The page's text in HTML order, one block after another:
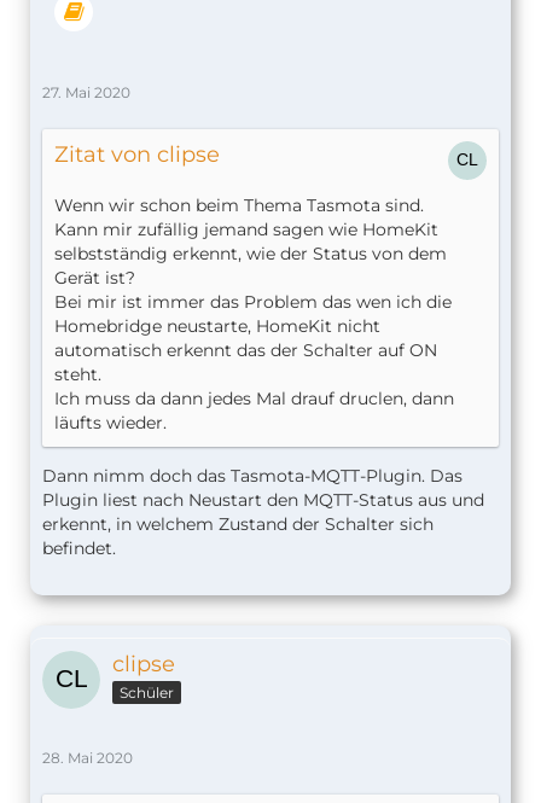
27. Mai 2020
Zitat von clipse
Wenn wir schon beim Thema Tasmota sind.
Kann mir zufällig jemand sagen wie HomeKit
selbstständig erkennt, wie der Status von dem
Gerät ist?
Bei mir ist immer das Problem das wen ich die
Homebridge neustarte, HomeKit nicht
automatisch erkennt das der Schalter auf ON
steht.
Ich muss da dann jedes Mal drauf druclen, dann
läufts wieder.
Dann nimm doch das Tasmota-MQTT-Plugin. Das
Plugin liest nach Neustart den MQTT-Status aus und
erkennt, in welchem Zustand der Schalter sich
befindet.
clipse
Schüler
28. Mai 2020